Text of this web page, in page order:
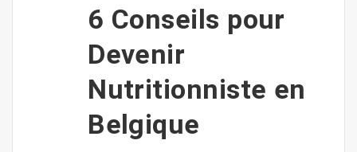
6 Conseils pour
Devenir
Nutritionniste en
Belgique